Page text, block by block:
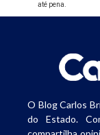
até pena.
O Blog Carlos
do Estado.